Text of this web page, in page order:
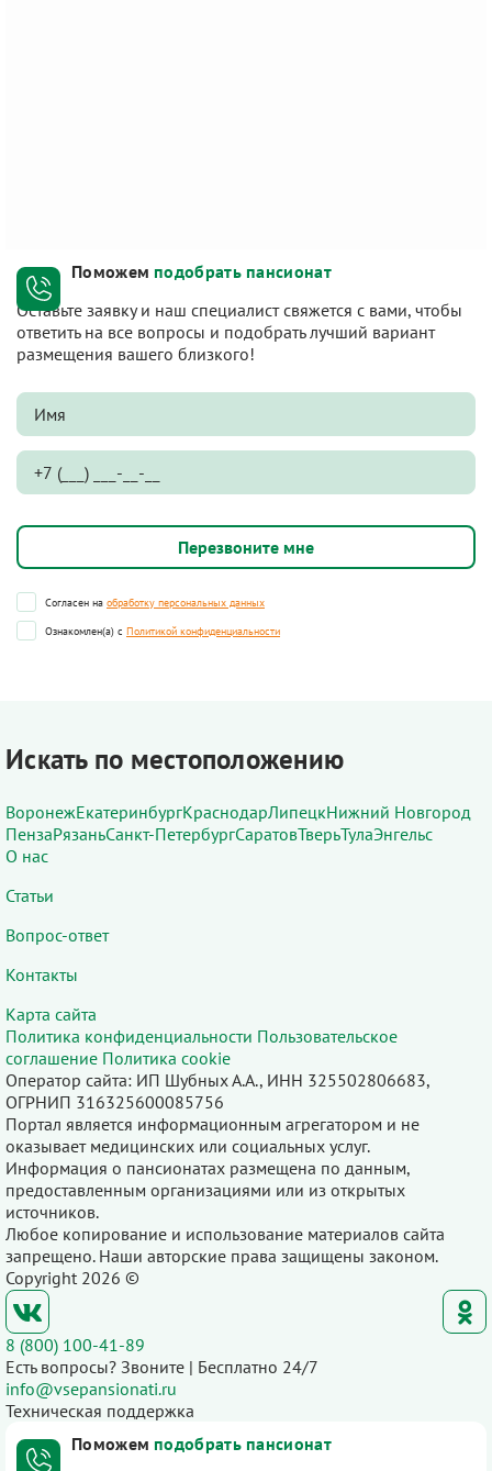
Поможем подобрать пансионат
Оставьте заявку и наш специалист свяжется с вами, чтобы
ответить на все вопросы и подобрать лучший вариант
размещения вашего близкого!
Согласен на обработку персональных данных
Ознакомлен(а) с Политикой конфиденциальности
Искать по местоположению
ВоронежЕкатеринбургКраснодарЛипецкНижний Новгород
ПензаРязаньСанкт-ПетербургСаратовТверьТулаЭнгельс
О нас
Статьи
Вопрос-ответ
Контакты
Карта сайта
Политика конфиденциальности Пользовательское
соглашение Политика cookie
Оператор сайта: ИП Шубных А.А., ИНН 325502806683,
ОГРНИП 316325600085756
Портал является информационным агрегатором и не
оказывает медицинских или социальных услуг.
Информация о пансионатах размещена по данным,
предоставленным организациями или из открытых
источников.
Любое копирование и использование материалов сайта
запрещено. Наши авторские права защищены законом.
Copyright 2026 ©
8 (800) 100-41-89
Есть вопросы? Звоните | Бесплатно 24/7
info@vsepansionati.ru
Техническая поддержка
Поможем подобрать пансионат